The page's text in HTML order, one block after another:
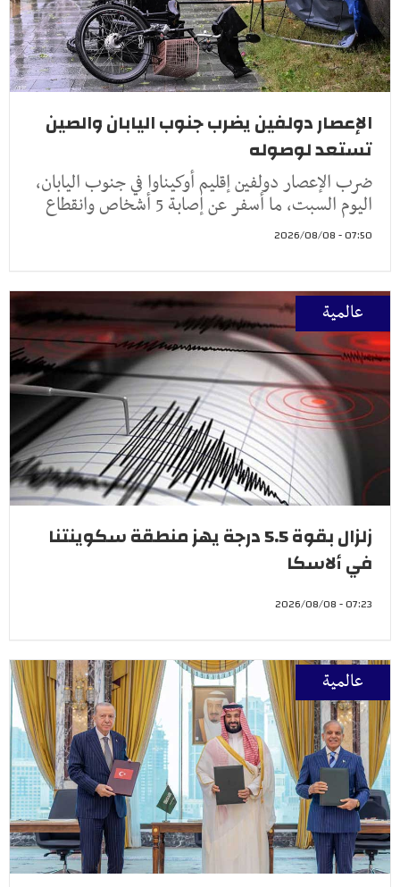
الإعصار دولفين يضرب جنوب اليابان والصين
تستعد لوصوله
ضرب الإعصار دولفين إقليم أوكيناوا في جنوب اليابان،
اليوم السبت، ما أسفر عن إصابة 5 أشخاص وانقطاع
07:50 - 2026/08/08
عالمية
زلزال بقوة 5.5 درجة يهز منطقة سكوينتنا
في ألاسكا
07:23 - 2026/08/08
عالمية